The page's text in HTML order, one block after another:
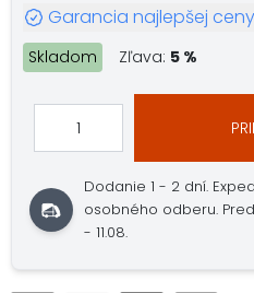
Garancia najlepšej ceny
Skladom Zľava: 5 %
Dodanie 1 - 2 dní.
osobného odberu.
- 11.08.